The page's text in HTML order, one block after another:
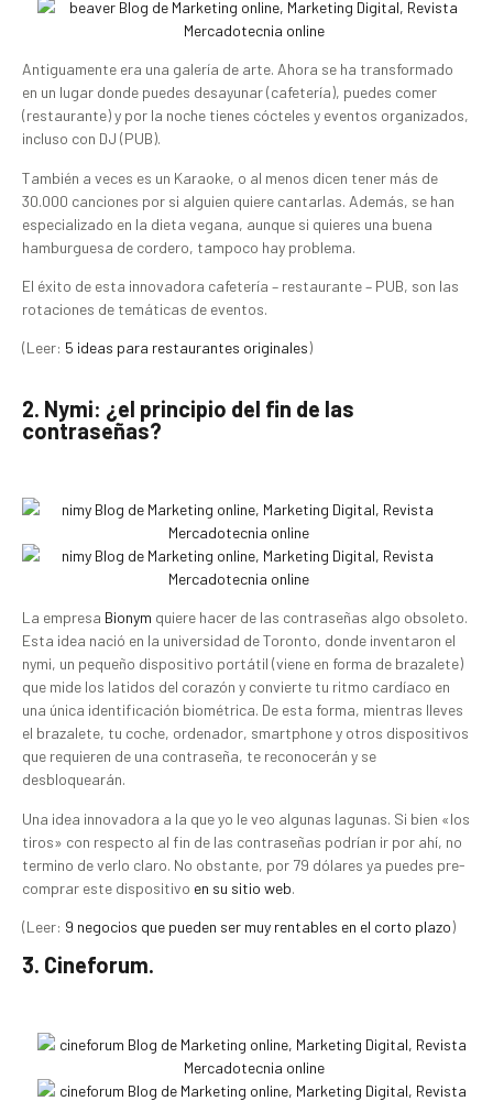
Antiguamente era una galería de arte. Ahora se ha transformado
en un lugar donde puedes desayunar (cafetería), puedes comer
(restaurante) y por la noche tienes cócteles y eventos organizados,
incluso con DJ (PUB).
También a veces es un Karaoke, o al menos dicen tener más de
30.000 canciones por si alguien quiere cantarlas. Además, se han
especializado en la dieta vegana, aunque si quieres una buena
hamburguesa de cordero, tampoco hay problema.
El éxito de esta innovadora cafetería – restaurante – PUB, son las
rotaciones de temáticas de eventos.
(Leer: 5 ideas para restaurantes originales)
2. Nymi: ¿el principio del fin de las
contraseñas?
La empresa Bionym quiere hacer de las contraseñas algo obsoleto.
Esta idea nació en la universidad de Toronto, donde inventaron el
nymi, un pequeño dispositivo portátil (viene en forma de brazalete)
que mide los latidos del corazón y convierte tu ritmo cardíaco en
una única identificación biométrica. De esta forma, mientras lleves
el brazalete, tu coche, ordenador, smartphone y otros dispositivos
que requieren de una contraseña, te reconocerán y se
desbloquearán.
Una idea innovadora a la que yo le veo algunas lagunas. Si bien «los
tiros» con respecto al fin de las contraseñas podrían ir por ahí, no
termino de verlo claro. No obstante, por 79 dólares ya puedes pre-
comprar este dispositivo en su sitio web.
(Leer: 9 negocios que pueden ser muy rentables en el corto plazo)
3. Cineforum.